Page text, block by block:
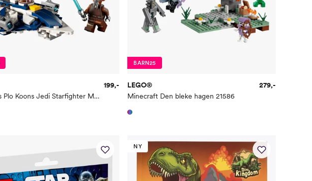
Star Wars Plo Koons Jedi Starfighter Microfighter 75400
199,-
BARN25
LEGO®
Minecraft Den bleke hagen 21586
279,-
NY